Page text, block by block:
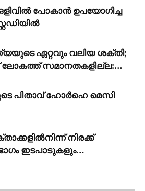
പോകാൻ ഉപയോഗിച്ച
ഏറ്റവും വലിയ ശക്തി;
ലോകത്ത് സമാനതകളില്ല:
പിതാവ് ഹോർഹെ മെസി
നിരക്ക്
ഇടപാടുകളും
തുടരുമെന്ന്